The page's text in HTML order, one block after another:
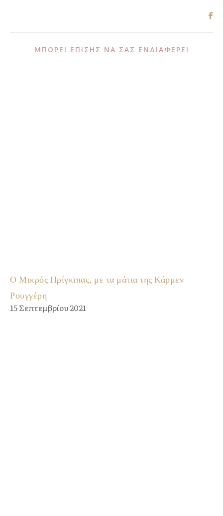
ΜΠΟΡΕΊ ΕΠΊΣΗΣ ΝΑ ΣΑΣ ΕΝΔΙΑΦΈΡΕΙ
Ο Μικρός Πρίγκιπας, με τα μάτια της Κάρμεν
Ρουγγέρη
15 Σεπτεμβρίου 2021